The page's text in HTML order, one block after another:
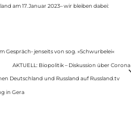
am 17.Januar 2023– wir bleiben dabei:
Gespräch- jenseits von sog. »Schwurbelei«
AKTUELL: Biopolitik – Diskussion über Corona
Deutschland und Russland auf Russland.tv
in Gera